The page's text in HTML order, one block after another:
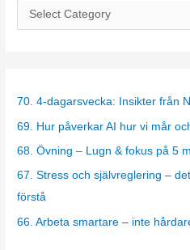
a
g
e
s
70. 4-dagarsvecka: Insikter från
69. Hur påverkar AI hur vi mår
68. Övning – Lugn & fokus på 5
67. Stress och självreglering –
förstå
66. Arbeta smartare – inte